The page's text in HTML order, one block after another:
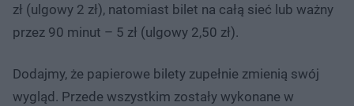
zł (ulgowy 2 zł), natomiast bilet na całą sieć lub ważny
przez 90 minut – 5 zł (ulgowy 2,50 zł).
Dodajmy, że papierowe bilety zupełnie zmienią swój
wygląd. Przede wszystkim zostały wykonane w